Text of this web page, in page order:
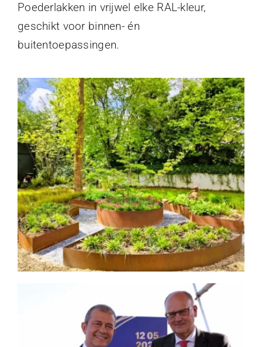
Poederlakken in vrijwel elke RAL-kleur,
geschikt voor binnen- én
buitentoepassingen.